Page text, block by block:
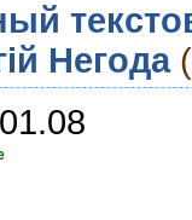
Негода